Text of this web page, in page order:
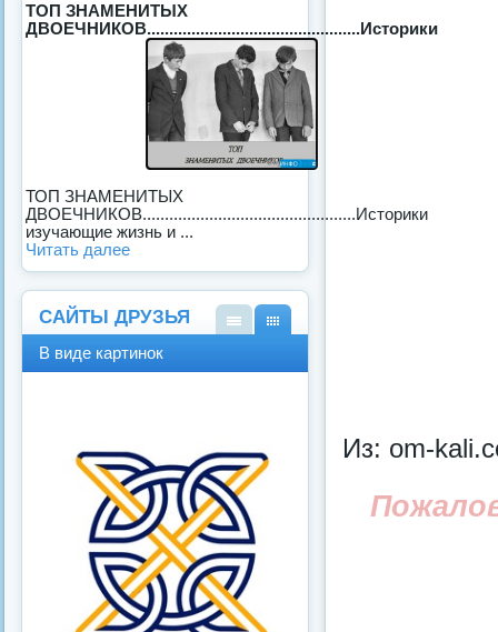
Из: om-
ТОП ЗНАМЕНИТЫХ
ДВОЕЧНИКОВ................................................Историки
ТОП ЗНАМЕНИТЫХ
ДВОЕЧНИКОВ................................................Историки
изучающие жизнь и ...
Читать далее
САЙТЫ ДРУЗЬЯ
В виде картинок